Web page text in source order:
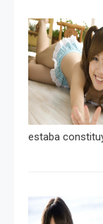
estaba